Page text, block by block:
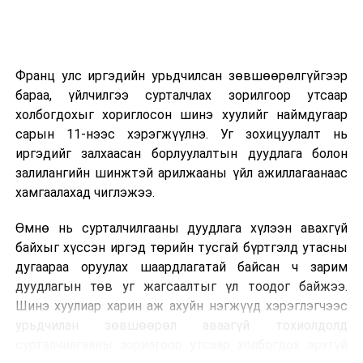
Бүх нийтийн бэлэн байдлын зэрэгт шилжсэн үед ямар
арга хэмжээг хэрэгжүүлэх вэ
ӨМНӨХ МЭДЭЭ
Гараа сайтар угаахыг зөвлөж байна
2026 оны 9 дүгээр сарын 13-наас оюутнуудыг
дотуур байранд оруулж эхэлнэ.
Сургууль, цэцэрлэгийн үйл ажиллагааны
зохицуулалт
2026 оны 8 дугаар сарын 17–28-ны өдрүүдэд
байранд элсэлт, бүртгэл болон бусад аливаа
арга хэмжээ зохион байгуулахгүй болно.
Франц улс иргэдийн урьдчилсан зөвшөөрөлгүйгээр
бараа, үйлчилгээ сурталчлах зорилгоор утсаар
холбогдохыг хориглосон шинэ хуулийг наймдугаар
сарын 11-нээс хэрэгжүүлнэ. Уг зохицуулалт нь
иргэдийг залхаасан борлуулалтын дуудлага болон
залилангийн шинжтэй арилжааны үйл ажиллагаанаас
хамгаалахад чиглэжээ.
Өмнө нь сурталчилгааны дуудлага хүлээн авахгүй
байхыг хүссэн иргэд төрийн тусгай бүртгэлд утасны
дугаараа оруулах шаардлагатай байсан ч зарим
дуудлагын төв уг жагсаалтыг үл тоодог байжээ.
Шинэ хуулиар харин аж ахуйн нэгжүүд хэрэглэгчээс
урьдчилан зөвшөөрөл аваагүй тохиолдолд